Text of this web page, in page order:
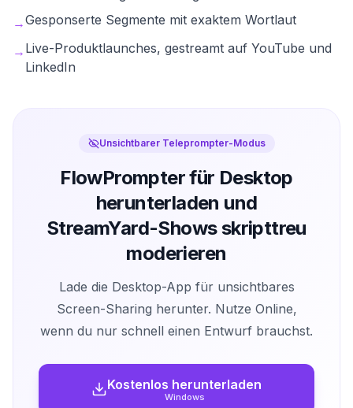
→Gesponserte Segmente mit exaktem Wortlaut
→ Live-Produktlaunches, gestreamt auf YouTube und
LinkedIn
Unsichtbarer Teleprompter-Modus
FlowPrompter für Desktop
herunterladen und
StreamYard-Shows skripttreu
moderieren
Lade die Desktop-App für unsichtbares
Screen-Sharing herunter. Nutze Online,
wenn du nur schnell einen Entwurf brauchst.
Kostenlos herunterladen
Windows